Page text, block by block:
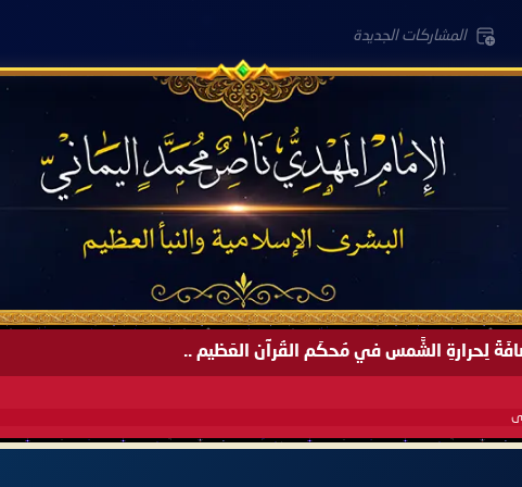
المشاركات الجديدة
لِحرارةِ الشَّمس في مُحكَم القُرآن العَظيم ..